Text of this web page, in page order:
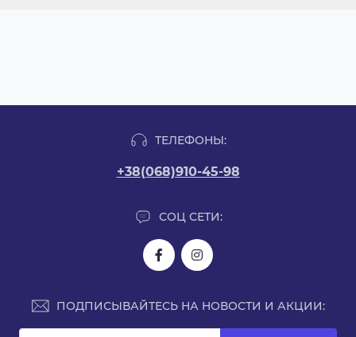
ТЕЛЕФОНЫ:
+38(068)910-45-98
СОЦ СЕТИ:
ПОДПИСЫВАЙТЕСЬ НА НОВОСТИ И АКЦИИ: